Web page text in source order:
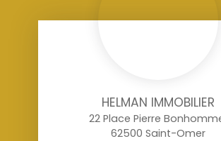
HELMAN IMMOBILIER
22 Place Pierre
62500 Saint-Omer